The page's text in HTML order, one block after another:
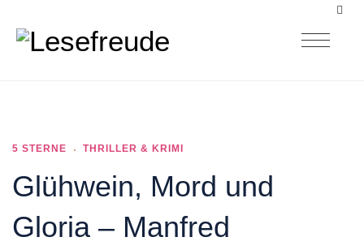
5 STERNE THRILLER & KRIMI
Glühwein, Mord und
Gloria – Manfred